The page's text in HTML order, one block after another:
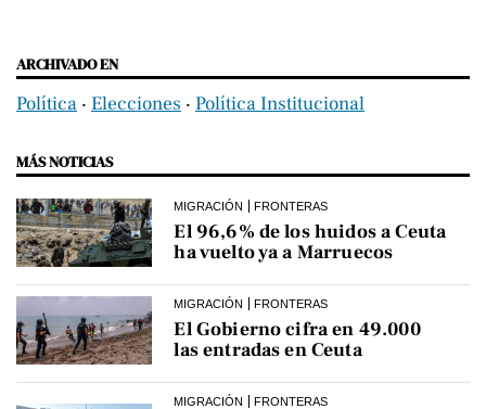
ARCHIVADO EN
Política ‧ Elecciones ‧ Política Institucional
MÁS NOTICIAS
MIGRACIÓN FRONTERAS
El 96,6% de los huidos a Ceuta
ha vuelto ya a Marruecos
MIGRACIÓN FRONTERAS
El Gobierno cifra en 49.000
las entradas en Ceuta
MIGRACIÓN FRONTERAS